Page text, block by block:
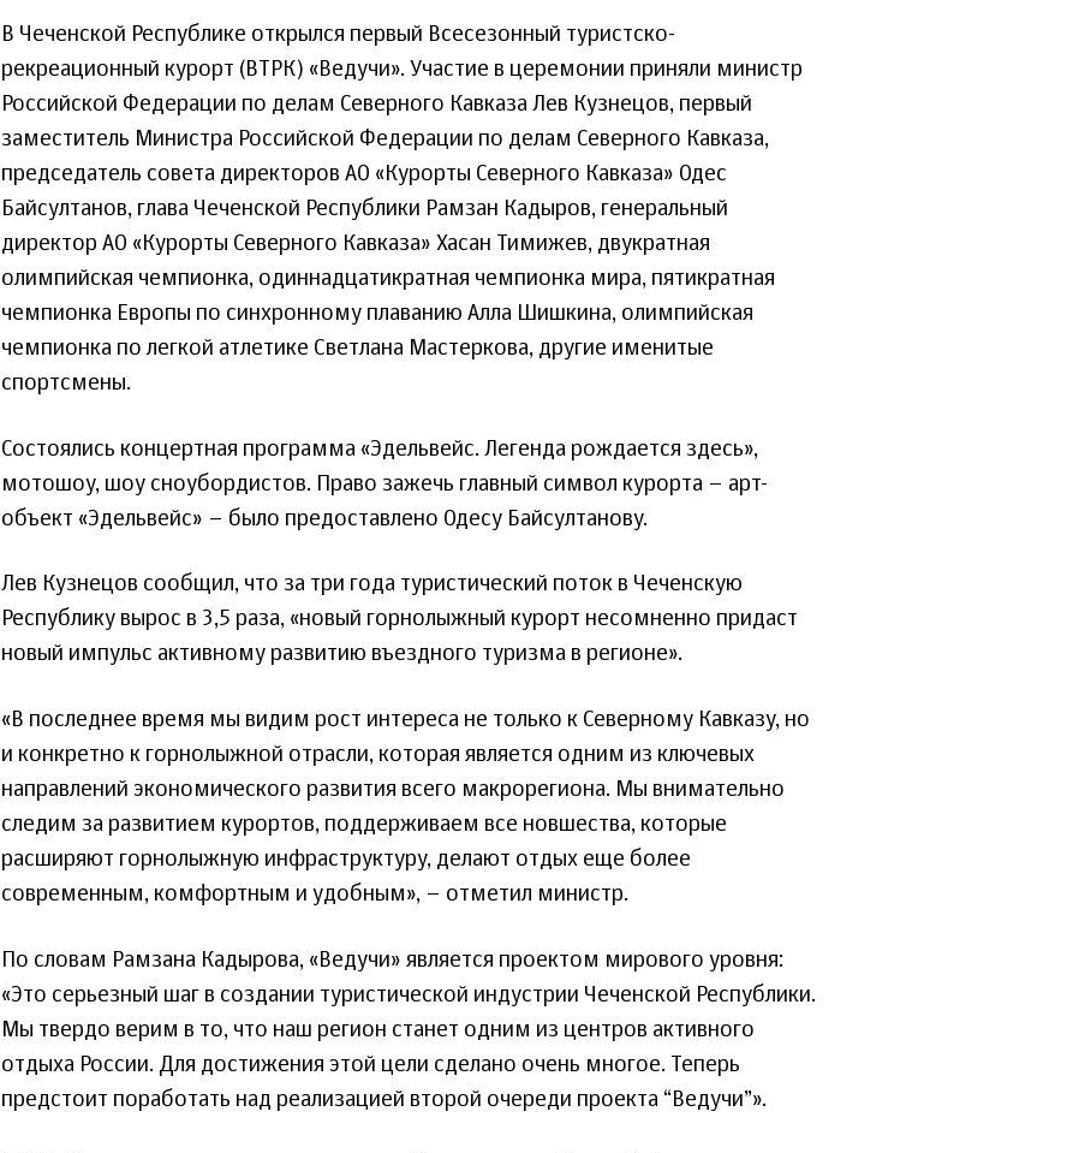
В Чеченской Республике открылся первый Всесезонный туристско-
рекреационный курорт (ВТРК) «Ведучи». Участие в церемонии приняли министр
Российской Федерации по делам Северного Кавказа Лев Кузнецов, первый
заместитель Министра Российской Федерации по делам Северного Кавказа,
председатель совета директоров АО «Курорты Северного Кавказа» Одес
Байсултанов, глава Чеченской Республики Рамзан Кадыров, генеральный
директор АО «Курорты Северного Кавказа» Хасан Тимижев, двукратная
олимпийская чемпионка, одиннадцатикратная чемпионка мира, пятикратная
чемпионка Европы по синхронному плаванию Алла Шишкина, олимпийская
чемпионка по легкой атлетике Светлана Мастеркова, другие именитые
спортсмены.
Состоялись концертная программа «Эдельвейс. Легенда рождается здесь»,
мотошоу, шоу сноубордистов. Право зажечь главный символ курорта – арт-
объект «Эдельвейс» – было предоставлено Одесу Байсултанову.
Лев Кузнецов сообщил, что за три года туристический поток в Чеченскую
Республику вырос в 3,5 раза, «новый горнолыжный курорт несомненно придаст
новый импульс активному развитию въездного туризма в регионе».
«В последнее время мы видим рост интереса не только к Северному Кавказу, но
и конкретно к горнолыжной отрасли, которая является одним из ключевых
направлений экономического развития всего макрорегиона. Мы внимательно
следим за развитием курортов, поддерживаем все новшества, которые
расширяют горнолыжную инфраструктуру, делают отдых еще более
современным, комфортным и удобным», – отметил министр.
По словам Рамзана Кадырова, «Ведучи» является проектом мирового уровня:
«Это серьезный шаг в создании туристической индустрии Чеченской Республики.
Мы твердо верим в то, что наш регион станет одним из центров активного
отдыха России. Для достижения этой цели сделано очень многое. Теперь
предстоит поработать над реализацией второй очереди проекта “Ведучи”».